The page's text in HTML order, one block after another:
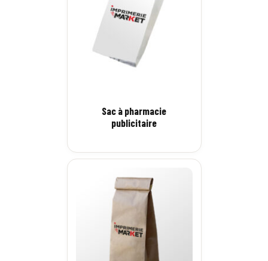
Sac à pharmacie
publicitaire